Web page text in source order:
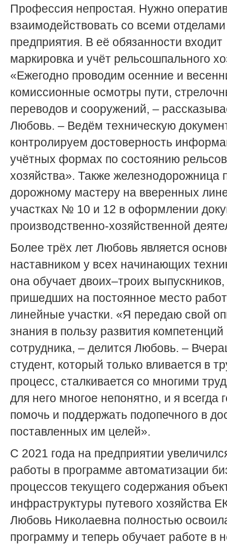
Профессия непростая. Нужно
взаимодействовать со всеми отделами
предприятия. В её обязанности входит
маркировка и учёт рельсошпального
«Ежегодно проводим осенние и
комиссионные осмотры пути,
переводов и сооружений, –
Любовь. – Ведём техническую
контролируем достоверность
учётных формах по состоянию
хозяйства». Также железнодорожница
дорожному мастеру на вверенных
участках № 10 и 12 в оформлении
производственно-хозяйственной
Более трёх лет Любовь является
наставником у всех начинающих
она обучает двоих–троих выпускников,
пришедших на постоянное место
линейные участки. «Я передаю свой
знания в пользу развития компетенций
сотрудника, – делится Любовь. –
студент, который только вливается в
процесс, сталкивается со многими
для него многое непонятно, и я всегда
помочь и поддержать подопечного в
поставленных им целей».
С 2021 года на предприятии
работы в программе автоматизации
процессов текущего содержания
инфраструктуры путевого хозяйства
Любовь Николаевна полностью
программу и теперь обучает работе в